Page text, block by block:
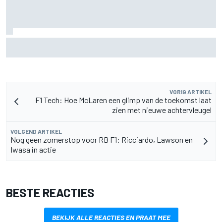
VORIG ARTIKEL
F1 Tech: Hoe McLaren een glimp van de toekomst laat
zien met nieuwe achtervleugel
VOLGEND ARTIKEL
Nog geen zomerstop voor RB F1: Ricciardo, Lawson en
Iwasa in actie
BESTE REACTIES
BEKIJK ALLE REACTIES EN PRAAT MEE